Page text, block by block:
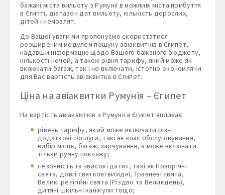
бажані міста вильоту з Румунії в можливі міста прибуття
в Єгипті, діапазон дат вильоту, кількість дорослих,
дітей і немовлят.
До Вашої уваги ми пропонуємо скористатися
розширеним модулем пошуку авіаквитків в Єгипет,
надавши інформацію щодо Вашого бажаного бюджету,
кількості ночей, а також рівня тарифу, який може як
включати багаж, так і не включати, істотно економлячи
для Вас вартість авіаквитка в Єгипет.
Ціна на авіаквитки Румунія – Єгипет
На вартість авіаквитків з Румунії в Єгипет впливає:
рівень тарифу, який може включати різні
додаткові послуги, такі як клас обслуговування,
вибір місць, багаж, харчування, а може включати
тільки ручну поклажу;
сезонність та «високі дати», такі як Новорічні
свята, довгі святкові вихідні, Травневі свята,
Великі релігійні свята (Різдво та Великдень),
дитячі шкільні канікули тощо;